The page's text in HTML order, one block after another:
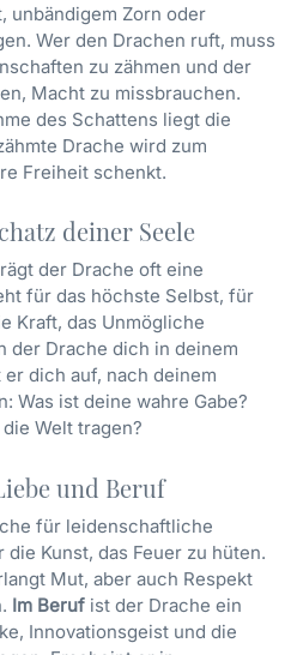
unbändigem Zorn oder
Wer den Drachen ruft, muss
zu zähmen und der
Macht zu missbrauchen.
des Schattens liegt die
Drache wird zum
Freiheit schenkt.
deiner Seele
der Drache oft eine
für das höchste Selbst, für
Kraft, das Unmögliche
der Drache dich in deinem
dich auf, nach deinem
Was ist deine wahre Gabe?
Welt tragen?
und Beruf
für leidenschaftliche
Kunst, das Feuer zu hüten.
Mut, aber auch Respekt
Im Beruf ist der Drache ein
Innovationsgeist und die